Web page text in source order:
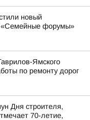
новый
«Семейные форумы»
Ямского
по ремонту дорог
Дня строителя,
70-летие,